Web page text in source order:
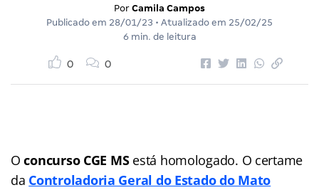
Por Camila Campos
Publicado em 28/01/23 • Atualizado em 25/02/25
6 min. de leitura
0 0
Oconcurso CGE MS está homologado. O certame
da Controladoria Geral do Estado do Mato